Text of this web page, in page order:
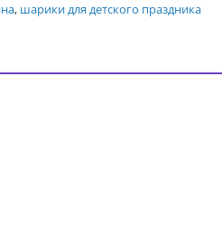
, шарики для детского праздника